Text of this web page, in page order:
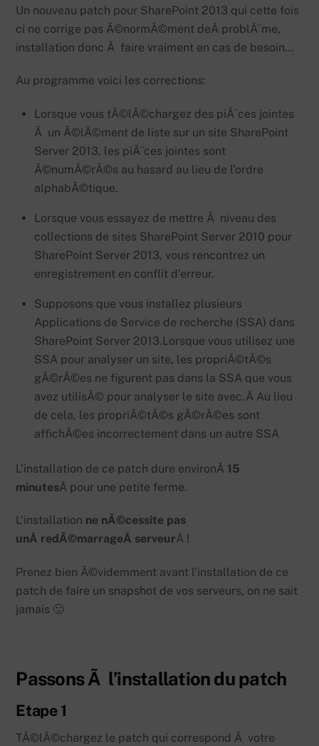
Un nouveau patch pour SharePoint 2013 qui cette fois
ci ne corrige pas Ã©normÃ©ment deÂ problÃ¨me,
installation donc Ã faire vraiment en cas de besoin…
Au programme voici les corrections:
Lorsque vous tÃ©lÃ©chargez des piÃ¨ces jointes
Ã un Ã©lÃ©ment de liste sur un site SharePoint
Server 2013, les piÃ¨ces jointes sont
Ã©numÃ©rÃ©s au hasard au lieu de l’ordre
alphabÃ©tique.
Lorsque vous essayez de mettre Ã niveau des
collections de sites SharePoint Server 2010 pour
SharePoint Server 2013, vous rencontrez un
enregistrement en conflit d’erreur.
Supposons que vous installez plusieurs
Applications de Service de recherche (SSA) dans
SharePoint Server 2013.Lorsque vous utilisez une
SSA pour analyser un site, les propriÃ©tÃ©s
gÃ©rÃ©es ne figurent pas dans la SSA que vous
avez utilisÃ© pour analyser le site avec.Â Au lieu
de cela, les propriÃ©tÃ©s gÃ©rÃ©es sont
affichÃ©es incorrectement dans un autre SSA
L’installation de ce patch dure environÂ 15
minutesÂ pour une petite ferme.
L’installation ne nÃ©cessite pas
unÂ redÃ©marrageÂ serveurÂ !
Prenez bien Ã©videmment avant l’installation de ce
patch de faire un snapshot de vos serveurs, on ne sait
jamais 🙂
Passons Ã l’installation du patch
Etape 1
TÃ©lÃ©chargez le patch qui correspond Ã votre